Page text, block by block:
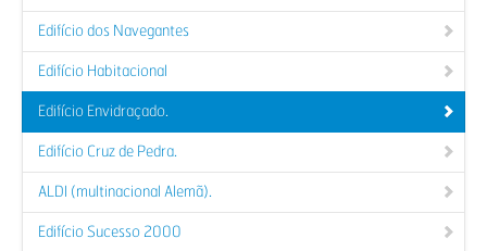
Login
Edifício dos Navegantes
Edifício Habitacional
Edifício Envidraçado.
Edifício Cruz de Pedra.
ALDI (multinacional Alemã).
Edifício Sucesso 2000